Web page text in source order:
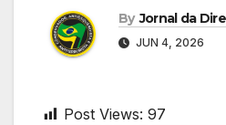
By Jornal da
JUN 4, 2026
Post Views: 97